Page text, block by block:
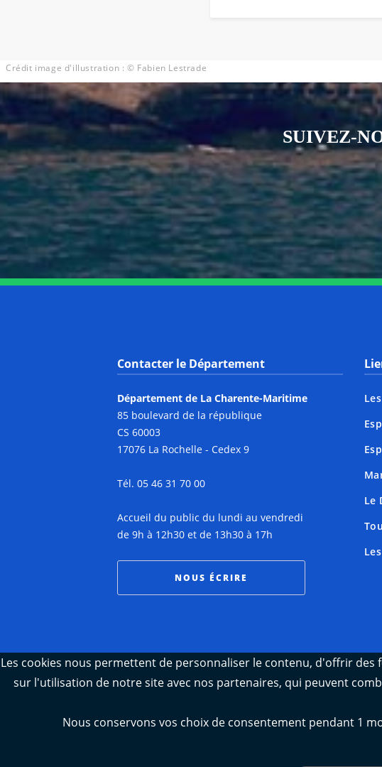
Crédit image d'illustration : © Fabien Lestrade
SUIVEZ-
Contacter le Département
Département de La Charente-Maritime
85 boulevard de la république
CS 60003
17076 La Rochelle - Cedex 9
Tél. 05 46 31 70 00
Accueil du public du lundi au vendredi
de 9h à 12h30 et de 13h30 à 17h
NOUS ÉCRIRE
Le
Les cookies nous permettent de personnaliser le contenu, d'offrir
sur l'utilisation de notre site avec nos partenaires, qui peuvent
Nous conservons vos choix de consentement pendant 1